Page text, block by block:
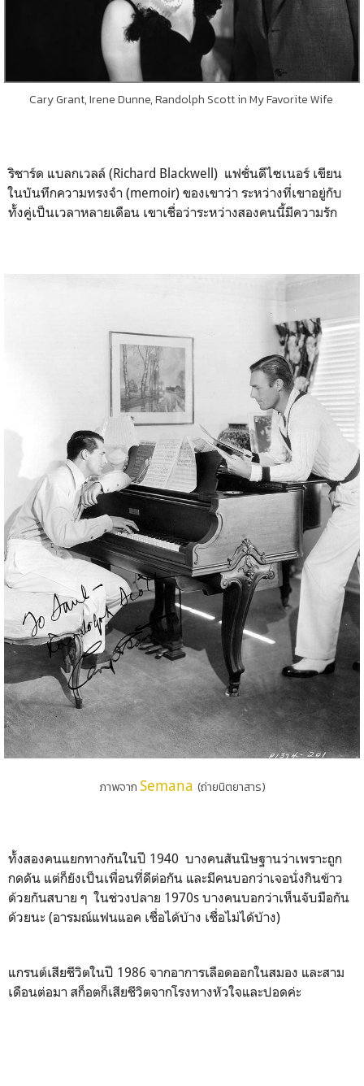
Cary Grant, Irene Dunne, Randolph Scott in My Favorite Wife
ริชาร์ด แบลกเวลล์ (Richard Blackwell) แฟชั่นดีไซเนอร์ เขียน
ในบันทึกความทรงจำ (memoir) ของเขาว่า ระหว่างที่เขาอยู่กับ
ทั้งคู่เป็นเวลาหลายเดือน เขาเชื่อว่าระหว่างสองคนนี้มีความรัก
ภาพจาก Semana (ถ่ายนิตยาสาร)
ทั้งสองคนแยกทางกันในปี 1940 บางคนสันนิษฐานว่าเพราะถูก
กดดัน แต่ก็ยังเป็นเพื่อนที่ดีต่อกัน และมีคนบอกว่าเจอนั่งกินข้าว
ด้วยกันสบาย ๆ ในช่วงปลาย 1970s บางคนบอกว่าเห็นจับมือกัน
ด้วยนะ (อารมณ์แฟนแอค เชื่อได้บ้าง เชื่อไม่ได้บ้าง)
แกรนต์เสียชีวิตในปี 1986 จากอาการเลือดออกในสมอง และสาม
เดือนต่อมา สก็อตก็เสียชีวิตจากโรงทางหัวใจและปอดค่ะ